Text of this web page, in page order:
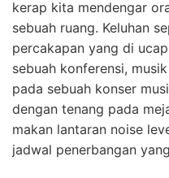
kerap kita mendengar
sebuah ruang. Keluhan
percakapan yang di
sebuah konferensi,
pada sebuah konser
dengan tenang pada
makan lantaran noise
jadwal penerbangan